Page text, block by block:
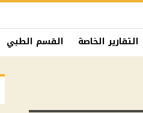
التقارير الخاصة القسم الطبي